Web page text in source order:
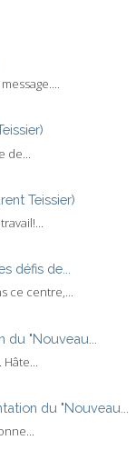
Teissier)
défis de...
ce centre,...
"Nouveau...
du "Nouveau...